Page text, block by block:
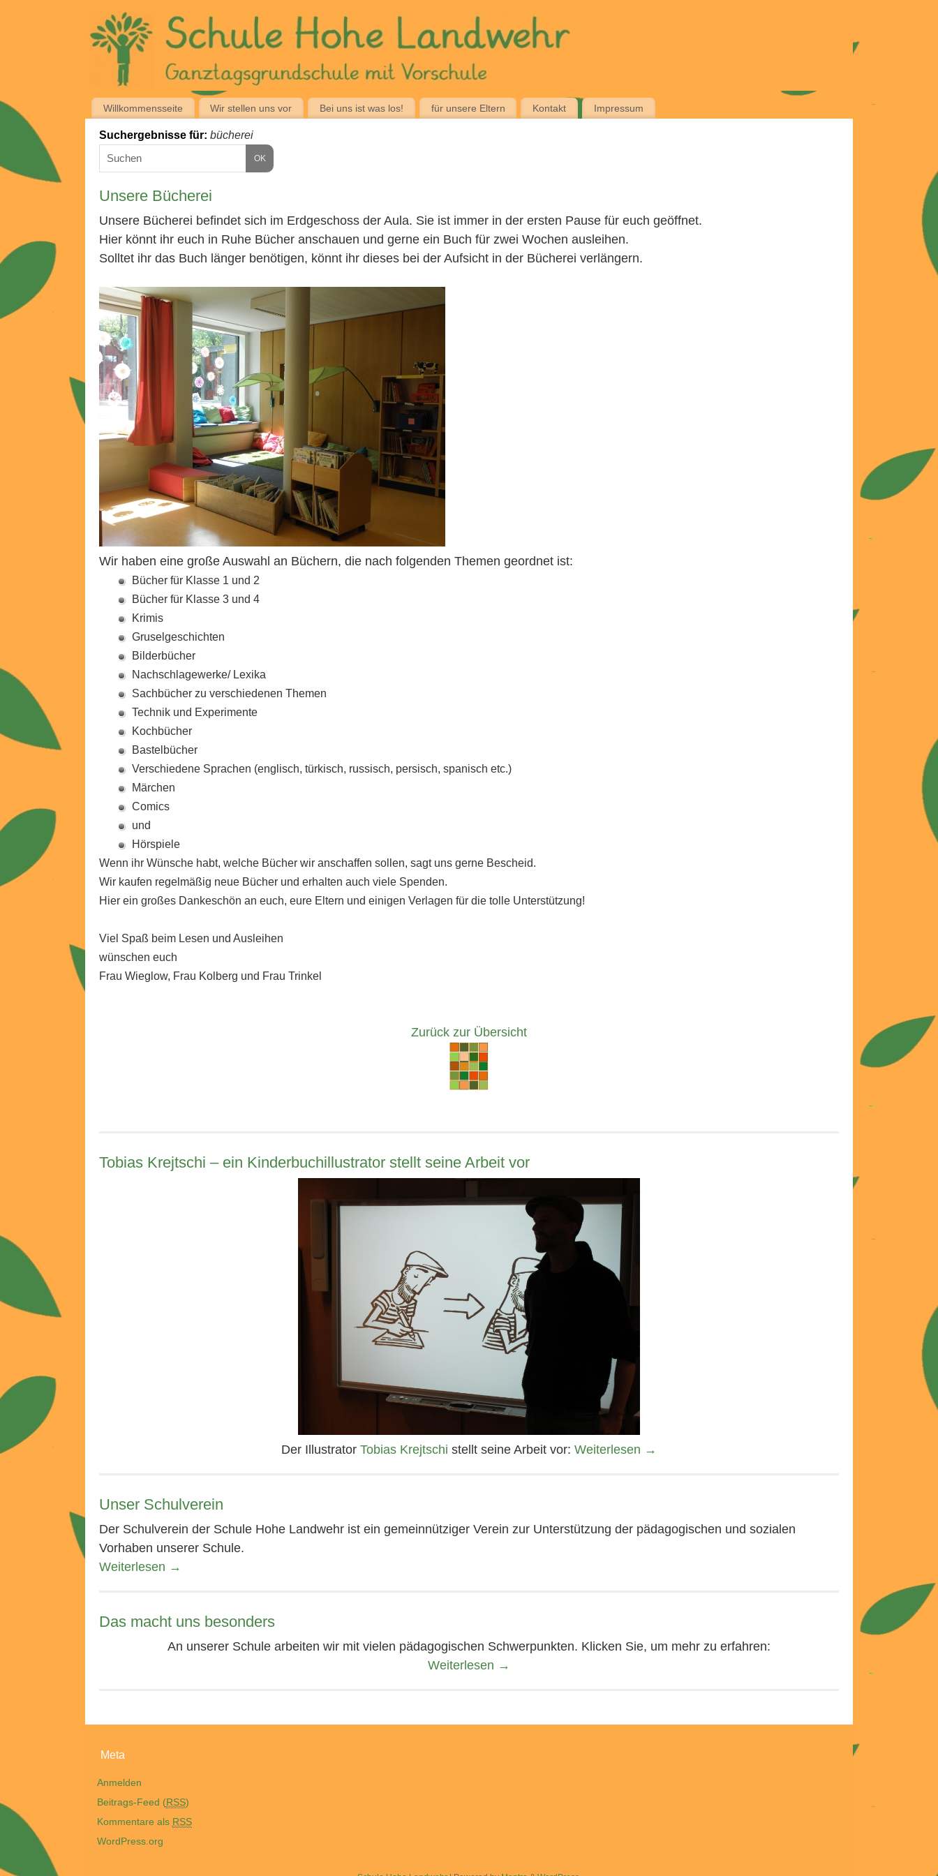
Willkommensseite Wir stellen uns vor Bei uns ist was los! für unsere Eltern Kontakt Impressum
Suchergebnisse für: bücherei
Unsere Bücherei
Unsere Bücherei befindet sich im Erdgeschoss der Aula. Sie ist immer in der ersten Pause für euch geöffnet.
Hier könnt ihr euch in Ruhe Bücher anschauen und gerne ein Buch für zwei Wochen ausleihen.
Solltet ihr das Buch länger benötigen, könnt ihr dieses bei der Aufsicht in der Bücherei verlängern.
Wir haben eine große Auswahl an Büchern, die nach folgenden Themen geordnet ist:
Bücher für Klasse 1 und 2
Bücher für Klasse 3 und 4
Krimis
Gruselgeschichten
Bilderbücher
Nachschlagewerke/ Lexika
Sachbücher zu verschiedenen Themen
Technik und Experimente
Kochbücher
Bastelbücher
Verschiedene Sprachen (englisch, türkisch, russisch, persisch, spanisch etc.)
Märchen
Comics
und
Hörspiele
Wenn ihr Wünsche habt, welche Bücher wir anschaffen sollen, sagt uns gerne Bescheid.
Wir kaufen regelmäßig neue Bücher und erhalten auch viele Spenden.
Hier ein großes Dankeschön an euch, eure Eltern und einigen Verlagen für die tolle Unterstützung!
Viel Spaß beim Lesen und Ausleihen
wünschen euch
Frau Wieglow, Frau Kolberg und Frau Trinkel
Zurück zur Übersicht
Tobias Krejtschi – ein Kinderbuchillustrator stellt seine Arbeit vor
Der Illustrator Tobias Krejtschi stellt seine Arbeit vor: Weiterlesen →
Unser Schulverein
Der Schulverein der Schule Hohe Landwehr ist ein gemeinnütziger Verein zur Unterstützung der pädagogischen und sozialen
Vorhaben unserer Schule.
Weiterlesen →
Das macht uns besonders
An unserer Schule arbeiten wir mit vielen pädagogischen Schwerpunkten. Klicken Sie, um mehr zu erfahren:
Weiterlesen →
Meta
Anmelden
Beitrags-Feed (RSS)
Kommentare als RSS
WordPress.org